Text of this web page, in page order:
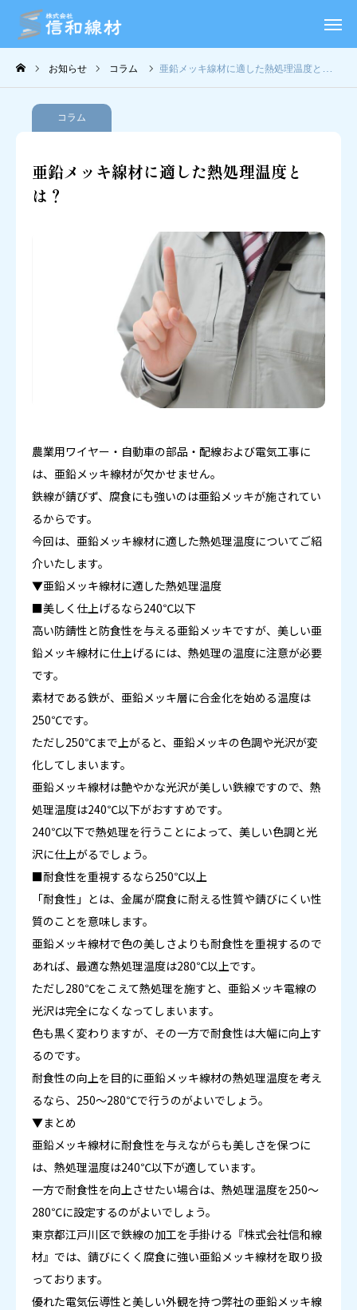
お知らせ コラム 亜鉛メッキ線材に適した熱処理温度とは？
コラム
亜鉛メッキ線材に適した熱処理温度と
は？
農業用ワイヤー・自動車の部品・配線および電気工事に
は、亜鉛メッキ線材が欠かせません。
鉄線が錆びず、腐食にも強いのは亜鉛メッキが施されてい
るからです。
今回は、亜鉛メッキ線材に適した熱処理温度についてご紹
介いたします。
▼亜鉛メッキ線材に適した熱処理温度
■美しく仕上げるなら240℃以下
高い防錆性と防食性を与える亜鉛メッキですが、美しい亜
鉛メッキ線材に仕上げるには、熱処理の温度に注意が必要
です。
素材である鉄が、亜鉛メッキ層に合金化を始める温度は
250℃です。
ただし250℃まで上がると、亜鉛メッキの色調や光沢が変
化してしまいます。
亜鉛メッキ線材は艶やかな光沢が美しい鉄線ですので、熱
処理温度は240℃以下がおすすめです。
240℃以下で熱処理を行うことによって、美しい色調と光
沢に仕上がるでしょう。
■耐食性を重視するなら250℃以上
「耐食性」とは、金属が腐食に耐える性質や錆びにくい性
質のことを意味します。
亜鉛メッキ線材で色の美しさよりも耐食性を重視するので
あれば、最適な熱処理温度は280℃以上です。
ただし280℃をこえて熱処理を施すと、亜鉛メッキ電線の
光沢は完全になくなってしまいます。
色も黒く変わりますが、その一方で耐食性は大幅に向上す
るのです。
耐食性の向上を目的に亜鉛メッキ線材の熱処理温度を考え
るなら、250〜280℃で行うのがよいでしょう。
▼まとめ
亜鉛メッキ線材に耐食性を与えながらも美しさを保つに
は、熱処理温度は240℃以下が適しています。
一方で耐食性を向上させたい場合は、熱処理温度を250〜
280℃に設定するのがよいでしょう。
東京都江戸川区で鉄線の加工を手掛ける『株式会社信和線
材』では、錆びにくく腐食に強い亜鉛メッキ線材を取り扱
っております。
優れた電気伝導性と美しい外観を持つ弊社の亜鉛メッキ線
事業内容
会社概要
コラム